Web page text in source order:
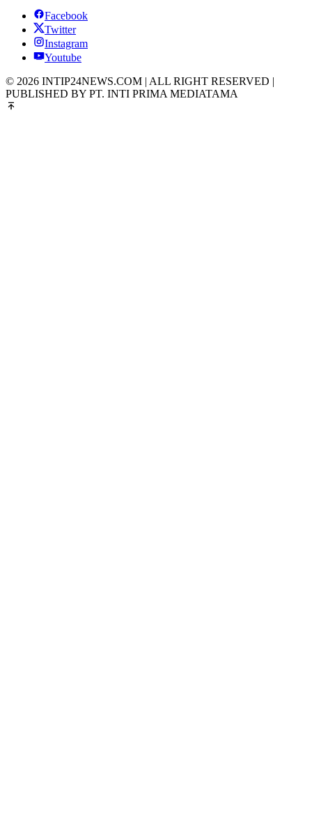
Facebook
Twitter
Instagram
Youtube
© 2026 INTIP24NEWS.COM | ALL RIGHT RESERVED |
PUBLISHED BY PT. INTI PRIMA MEDIATAMA